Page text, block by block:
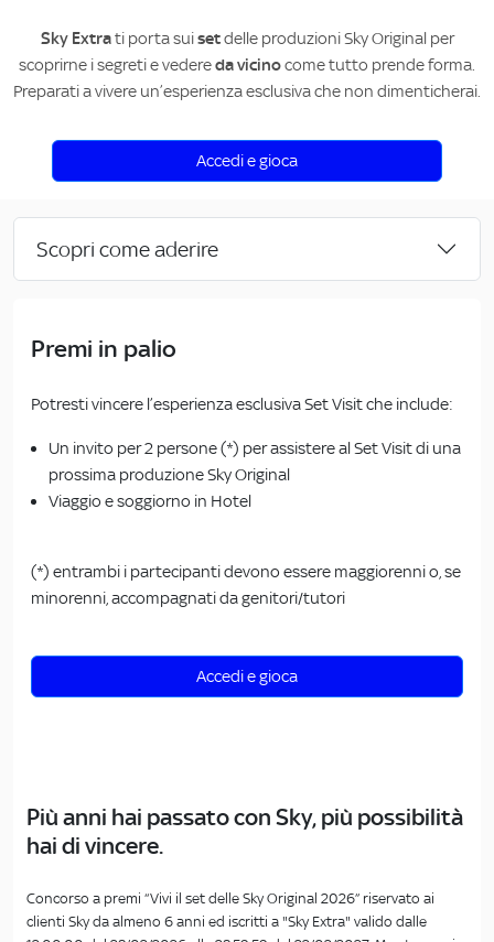
Sky Extrati porta suisetdelle produzioni Sky Original per
scoprirne i segreti e vedereda vicinocome tutto prende forma.
Preparati a vivere un’esperienza esclusiva che non dimenticherai.
Accedi e gioca
Scopri come aderire
Premi in palio
Potresti vincere l’esperienza esclusiva Set Visit che include:
Un invito per 2 persone (*) per assistere al Set Visit di una
prossima produzione Sky Original
Viaggio e soggiorno in Hotel
(*) entrambi i partecipanti devono essere maggiorenni o, se
minorenni, accompagnati da genitori/tutori
Accedi e gioca
Più anni hai passato con Sky, più possibilità
hai di vincere.
Concorso a premi “Vivi il set delle Sky Original 2026” riservato ai
clienti Sky da almeno 6 anni ed iscritti a "Sky Extra" valido dalle